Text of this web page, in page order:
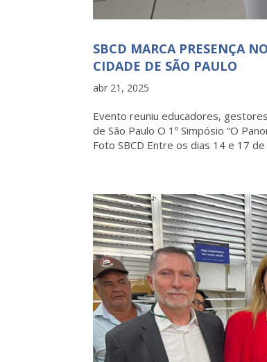
SBCD MARCA PRESENÇA
CIDADE DE SÃO PAULO
abr 21, 2025
Evento reuniu educadores,
de São Paulo O 1º Simpósio “O
Foto SBCD Entre os dias 14 e 17 de